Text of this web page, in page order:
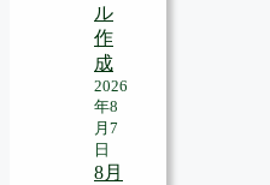
ル
作
成
2026
年8
月7
日
8月